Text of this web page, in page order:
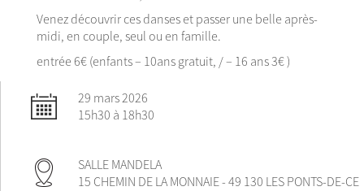
Venez découvrir ces danses et passer une belle après-
midi, en couple, seul ou en famille.
entrée 6€ (enfants – 10ans gratuit, / – 16 ans 3€ )
29 mars 2026
15h30 à 18h30
SALLE MANDELA
15 CHEMIN DE LA MONNAIE - 49 130 LES PONTS-DE-CE